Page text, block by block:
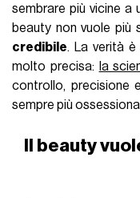
sembrare più vicine a
beauty non vuole
credibile. La verità
molto precisa:
la
controllo, precisione
sempre più
Il beauty